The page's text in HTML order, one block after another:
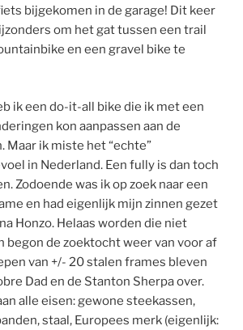
bijgekomen in de garage! Dit keer
om het gat tussen een trail
en een gravel bike te
ik een do-it-all bike die ik met een
kon aanpassen aan de
Maar ik miste het “echte”
in Nederland. Een fully is dan toch
Zodoende was ik op zoek naar een
en had eigenlijk mijn zinnen gezet
Honzo. Helaas worden die niet
begon de zoektocht weer van voor af
van +/- 20 stalen frames bleven
Dad en de Stanton Sherpa over.
alle eisen: gewone steekassen,
staal, Europees merk (eigenlijk: